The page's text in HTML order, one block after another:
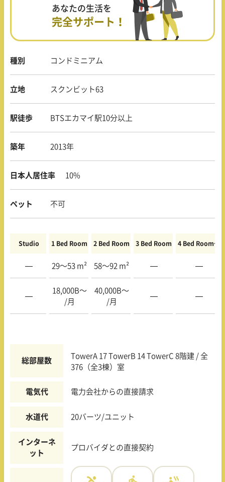
種別 コンドミニアム
立地 スクンビット63
駅徒歩 BTSエカマイ駅10分以上
築年 2013年
日本人居住率 10%
ペット 不可
あなたの生活を
完全サポート！
Studio 1 Bed Room 2 Bed Room 3 Bed Room 4 Bed Room〜
— 29〜53 m² 58〜92 m² — —
—
18,000B〜
/月
40,000B〜
/月
— —
総部屋数
TowerA 17 TowerB 14 TowerC 8階建 / 全
376（全3棟）室
電気代 電力会社からの直接請求
水道代 20バーツ/ユニット
インターネ
ット
プロバイダとの直接契約